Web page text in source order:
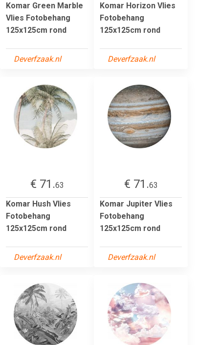
Komar Green Marble
Vlies Fotobehang
125x125cm rond
Deverfzaak.nl
Komar Horizon Vlies
Fotobehang
125x125cm rond
Deverfzaak.nl
€ 71.63
Komar Hush Vlies
Fotobehang
125x125cm rond
Deverfzaak.nl
€ 71.63
Komar Jupiter Vlies
Fotobehang
125x125cm rond
Deverfzaak.nl